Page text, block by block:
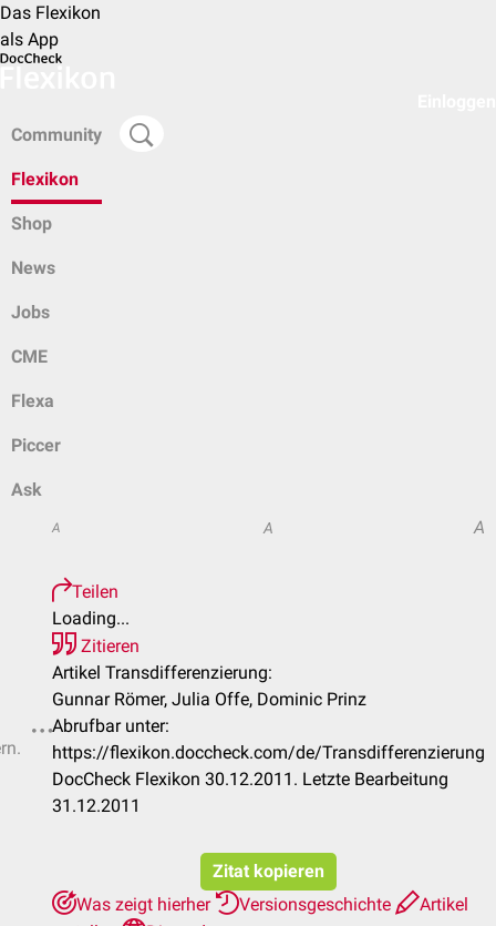
Das Flexikon
als App
Community
Flexikon
Shop
News
Jobs
CME
Flexa
Piccer
Ask
A A A
Teilen
Loading...
Zitieren
Artikel Transdifferenzierung:
Gunnar Römer, Julia Offe, Dominic Prinz
Abrufbar unter:
https://flexikon.doccheck.com/de/Transdifferenzierung
DocCheck Flexikon 30.12.2011. Letzte Bearbeitung
31.12.2011
Zitat kopieren
Was zeigt hierher
Versionsgeschichte
Artikel